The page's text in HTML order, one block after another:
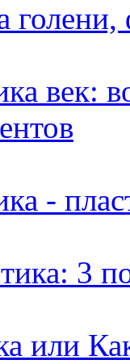
век:
-
3
или